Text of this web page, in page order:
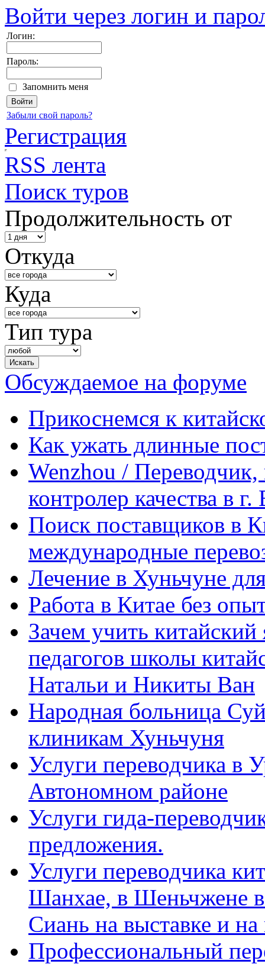
Войти через логин и
Логин:
Пароль:
Запомнить меня
Забыли свой пароль?
Регистрация
RSS лента
Поиск туров
Продолжительность от
Откуда
Куда
Тип тура
Обсуждаемое на форуме
Прикоснемся к
Как ужать длинные
Wenzhou / Переводчик,
контролер качества в
Поиск поставщиков в
международные
Лечение в Хуньчуне
Работа в Китае без
Зачем учить
педагогов школы
Натальи и Никиты Ван
Народная больница
клиникам Хуньчуня
Услуги переводчика в
Автономном районе
Услуги гида-
предложения.
Услуги переводчика
Шанхае, в Шеньчжене
Сиань на выставке и
Профессиональный